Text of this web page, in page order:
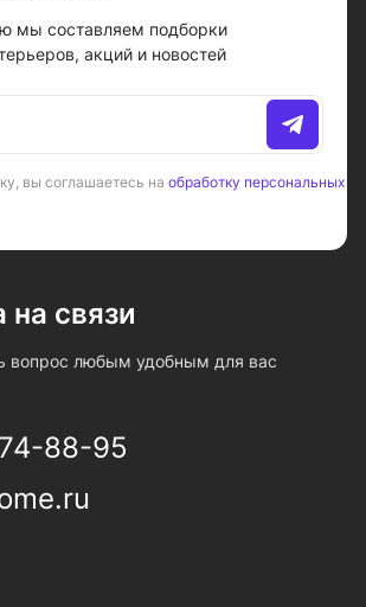
мы составляем подборки
акций и новостей
вы соглашаетесь на обработку персональных
связи
вопрос любым удобным для вас
88-95